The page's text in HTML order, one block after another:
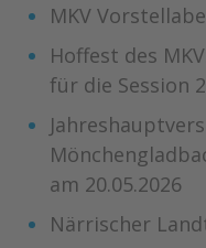
MKV
Hoffest des
für die Session
am 20.05.2026
Närrischer